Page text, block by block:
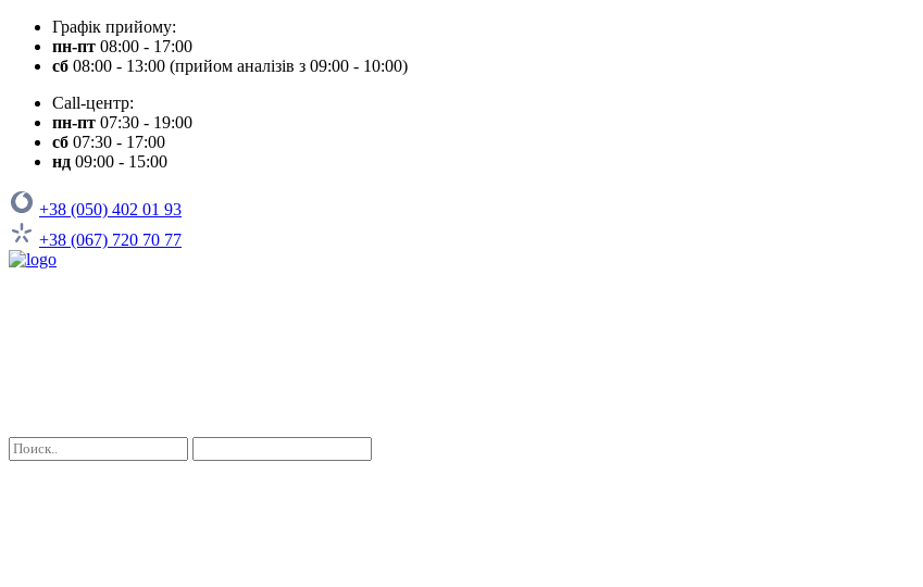
Графік прийому:
пн-пт 08:00 - 17:00
сб 08:00 - 13:00 (прийом аналізів з 09:00 - 10:00)
Call-центр:
пн-пт 07:30 - 19:00
сб 07:30 - 17:00
нд 09:00 - 15:00
+38 (050) 402 01 93
+38 (067) 720 70 77